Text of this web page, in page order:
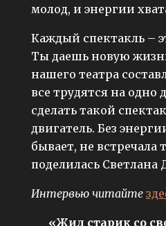
молод, и энергии
Каждый спектакль –
Ты даешь новую
нашего театра
все трудятся на одно
сделать такой
двигатель. Без
бывает, не встречала
поделилась Светлана
Интервью читайте
«Жил старик со